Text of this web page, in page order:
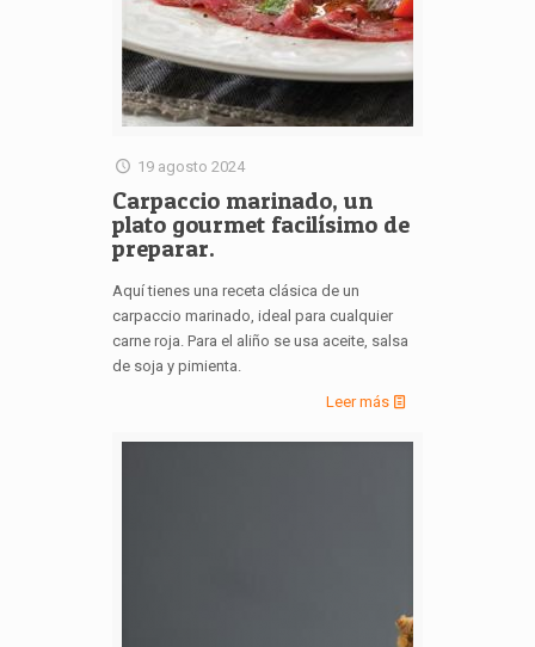
19 agosto 2024
Carpaccio marinado, un
plato gourmet facilísimo de
preparar.
Aquí tienes una receta clásica de un
carpaccio marinado, ideal para cualquier
carne roja. Para el aliño se usa aceite, salsa
de soja y pimienta.
Leer más